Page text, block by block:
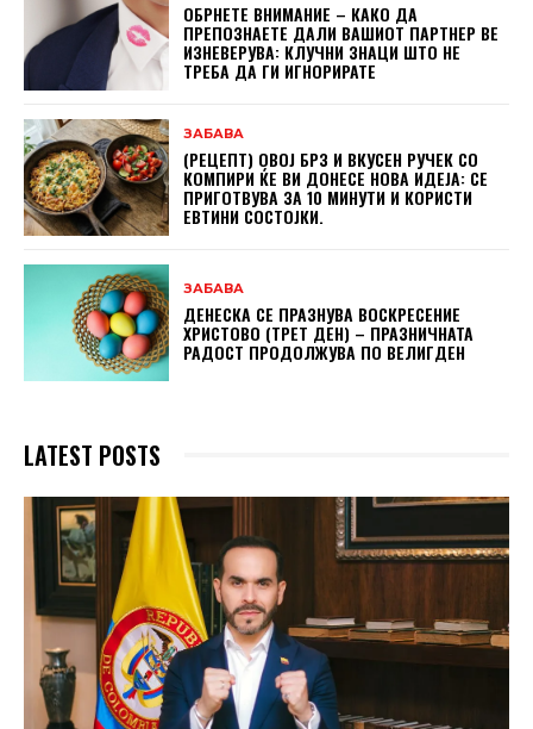
ОБРНЕТЕ ВНИМАНИЕ – КАКО ДА
ПРЕПОЗНАЕТЕ ДАЛИ ВАШИОТ ПАРТНЕР ВЕ
ИЗНЕВЕРУВА: КЛУЧНИ ЗНАЦИ ШТО НЕ
ТРЕБА ДА ГИ ИГНОРИРАТЕ
ЗАБАВА
(РЕЦЕПТ) ОВОЈ БРЗ И ВКУСЕН РУЧЕК СО
КОМПИРИ ЌЕ ВИ ДОНЕСЕ НОВА ИДЕЈА: СЕ
ПРИГОТВУВА ЗА 10 МИНУТИ И КОРИСТИ
ЕВТИНИ СОСТОЈКИ.
ЗАБАВА
ДЕНЕСКА СЕ ПРАЗНУВА ВОСКРЕСЕНИЕ
ХРИСТОВО (ТРЕТ ДЕН) – ПРАЗНИЧНАТА
РАДОСТ ПРОДОЛЖУВА ПО ВЕЛИГДЕН
LATEST POSTS